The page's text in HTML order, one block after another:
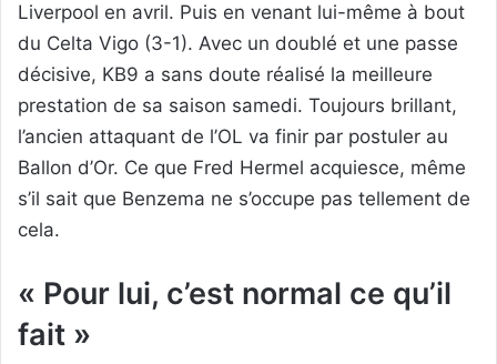
Liverpool en avril. Puis en venant lui-même à bout
du Celta Vigo (3-1). Avec un doublé et une passe
décisive, KB9 a sans doute réalisé la meilleure
prestation de sa saison samedi. Toujours brillant,
l’ancien attaquant de l’OL va finir par postuler au
Ballon d’Or. Ce que Fred Hermel acquiesce, même
s’il sait que Benzema ne s’occupe pas tellement de
cela.
« Pour lui, c’est normal ce qu’il
fait »